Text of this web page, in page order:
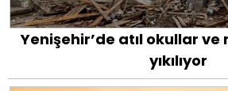
Yenişehir’de atıl okullar
yıkılıyor